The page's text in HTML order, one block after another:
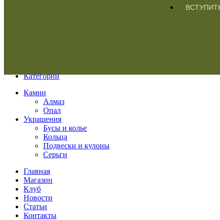
Категории
Камни
Алмаз
Опал
Украшения
Бусы и колье
Кольца
Подвески и кулоны
Серьги
Главная
Магазин
Клуб
Новости
Статьи
Контакты